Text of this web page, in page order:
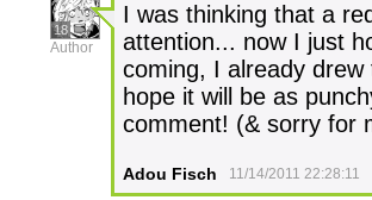
18
Author
I was thinking that a
attention... now I just
coming, I already
hope it will be as
comment! (& sorry for
Adou Fisch 11/14/2011 22:28:11